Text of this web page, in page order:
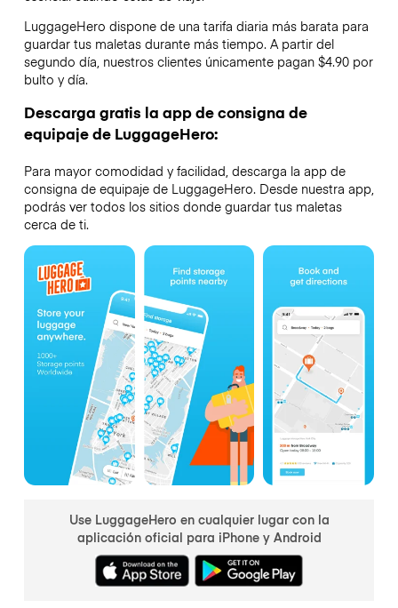
LuggageHero dispone de una tarifa diaria más barata para
guardar tus maletas durante más tiempo. A partir del
segundo día, nuestros clientes únicamente pagan $4.90 por
bulto y día.
Descarga gratis la app de consigna de
equipaje de LuggageHero:
Para mayor comodidad y facilidad, descarga la app de
consigna de equipaje de LuggageHero. Desde nuestra app,
podrás ver todos los sitios donde guardar tus maletas
cerca de ti.
Use LuggageHero en cualquier lugar con la
aplicación oficial para iPhone y Android